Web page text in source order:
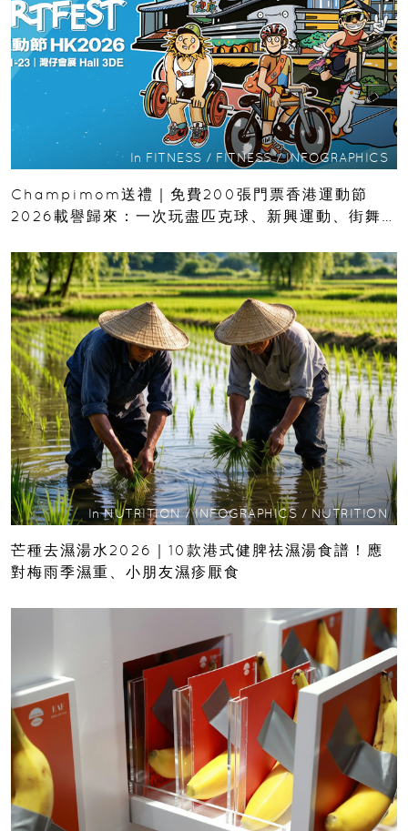
In FITNESS / FITNESS/INFOGRAPHICS
Champimom送禮｜免費200張門票香港運動節
2026載譽歸來：一次玩盡匹克球、新興運動、街舞
In NUTRITION/INFOGRAPHICS / NUTRITION
芒種去濕湯水2026｜10款港式健脾祛濕湯食譜！應
對梅雨季濕重、小朋友濕疹厭食